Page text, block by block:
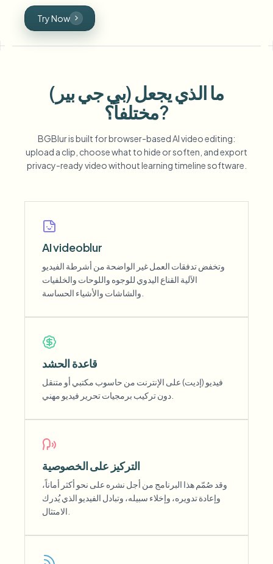
Try Now
ما الذي يجعل (بي جي بير)
مختلفاً؟?
BGBlur is built for browser-based AI video editing:
upload a clip, choose what to hide or soften, and export
privacy-ready video without learning timeline software.
AI videoblur
وتخفض تدفقات العمل غير الواضحة من أشرطة الفيديو
الآلية القناع اليدوي للوجوه واللوحات والخلفيات
قاعدة الحشد
فيديو (إديت) على الإنترنت من حاسوب مكتبي أو متنقل
التركيز على الخصوصية
وقد صُمّم هذا البرنامج من أجل نشره على نحو أكثر أماناً،
وإعادة تدويره، وإخلاء سبيله، وتبادل الفيديو الذي يُدرك